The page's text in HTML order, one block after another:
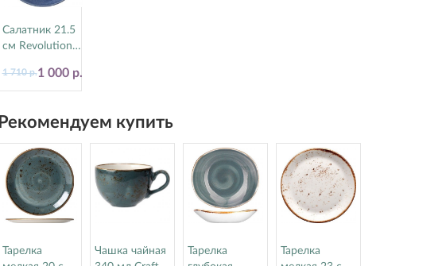
Салатник 21.5
см Revolution
Steelite
(Стилайт)
1 000 р.
1 710 р.
Рекомендуем купить
Тарелка
Чашка чайная
Тарелка
Тарелка